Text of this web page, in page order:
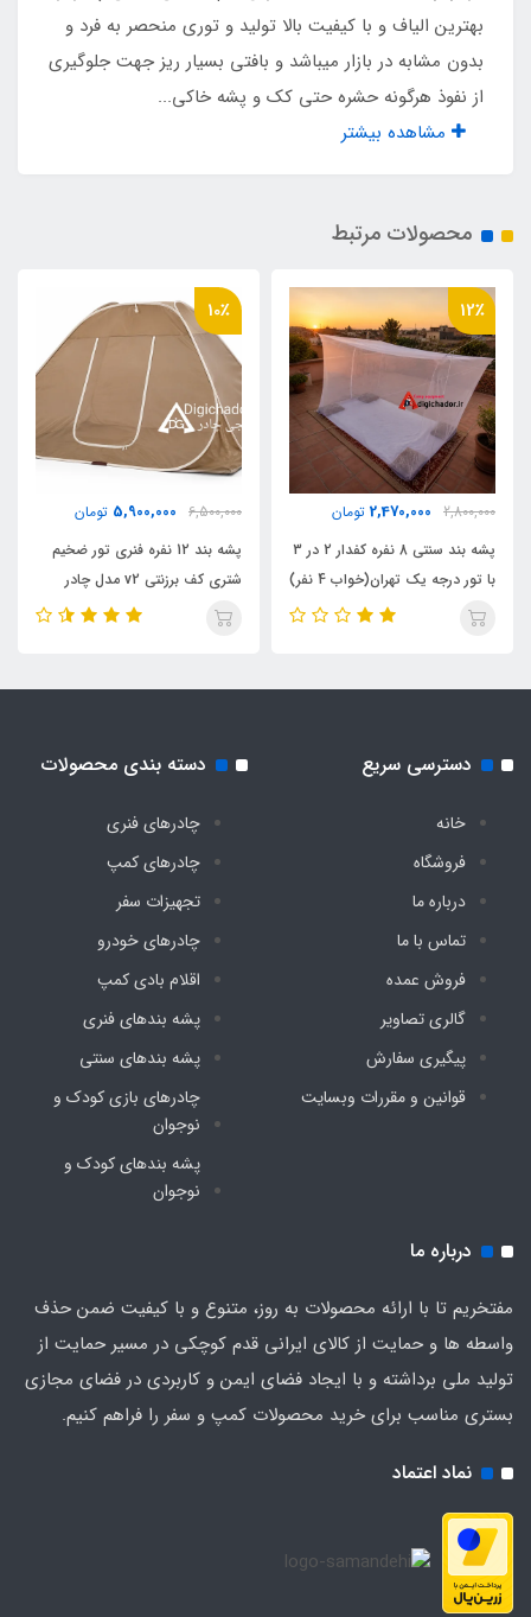
نوار آویز 4 گوشه
دارد
ساک حمل مخصوص دیجی چادر
5 الی 7 نفر
مناسب برای نشستن
10 الی 12 نفر
بهترین الیاف و با کیفیت بالا تولید و توری منحصر به فرد و
بدون مشابه در بازار میباشد و بافتی بسیار ریز جهت جلوگیری
از نفوذ هرگونه حشره حتی کک و پشه خاکی...
مشاهده بیشتر
محصولات مرتبط
12٪
2,800,000
2,470,000 تومان
پشه‌ بند سنتی 8 نفره کفدار 2 در 3
با تور درجه یک تهران(خواب 4 نفر)
10٪
6,500,000
5,900,000 تومان
پشه‌ بند 12 نفره فنری تور ضخیم
شتری کف برزنتی v2 مدل چادر
مسافرتی
نماد اعتماد
دسترسی سریع
خانه
فروشگاه
درباره ما
تماس با ما
فروش عمده
گالری تصاویر
پیگیری سفارش
قوانین و مقررات وبسایت
دسته بندی محصولات
چادرهای فنری
چادرهای کمپ
تجهیزات سفر
چادرهای خودرو
اقلام بادی کمپ
پشه‌ بندهای فنری
پشه‌ بندهای سنتی
چادرهای بازی کودک و
نوجوان
پشه‌ بندهای کودک و
نوجوان
درباره ما
مفتخریم تا با ارائه محصولات به روز، متنوع و با کیفیت ضمن حذف
واسطه ها و حمایت از کالای ایرانی قدم کوچکی در مسیر حمایت از
تولید ملی برداشته و با ایجاد فضای ایمن و کاربردی در فضای مجازی
بستری مناسب برای خرید محصولات کمپ و سفر را فراهم کنیم.